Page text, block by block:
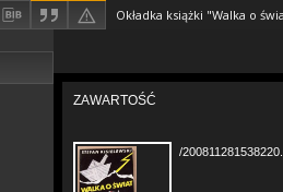
Okładka książki "Walka o